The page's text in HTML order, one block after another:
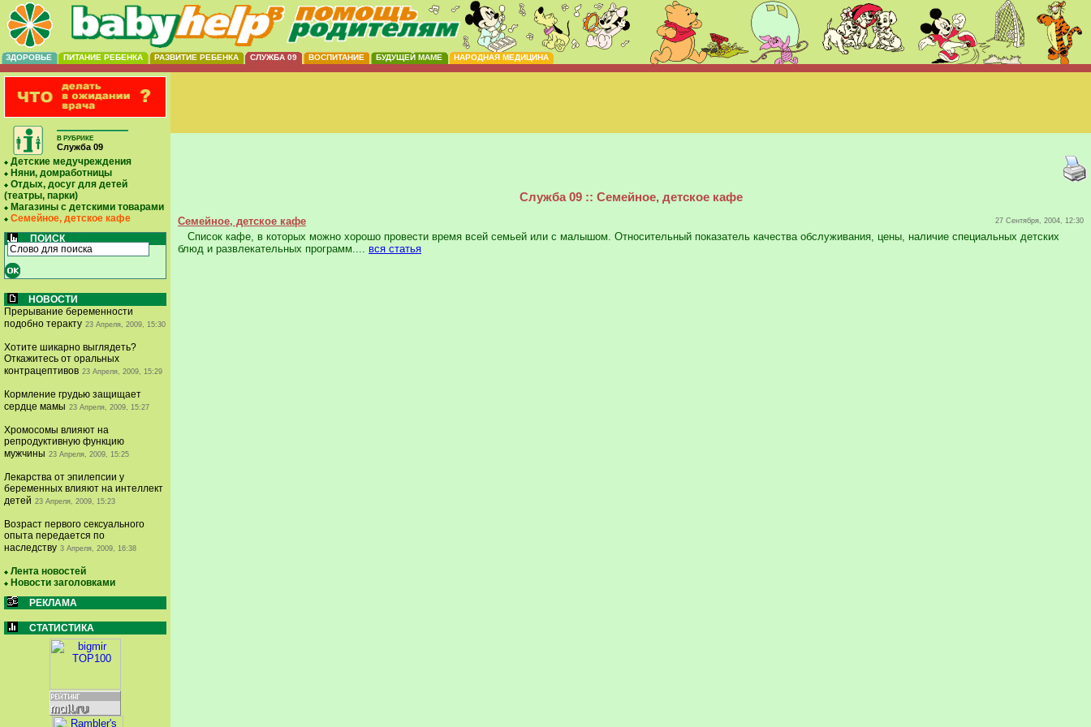
ЗДОРОВЬЕ ПИТАНИЕ РЕБЕНКА РАЗВИТИЕ РЕБЕНКА СЛУЖБА 09 ВОСПИТАНИЕ БУДУЩЕЙ МАМЕ НАРОДНАЯ МЕДИЦИНА
В РУБРИКЕ
Служба 09
Детские медучреждения
Няни, домработницы
Отдых, досуг для детей
(театры, парки)
Магазины с детскими товарами
Семейное, детское кафе
ПОИСК
НОВОСТИ
Прерывание беременности
подобно теракту 23 Апреля, 2009, 15:30
Хотите шикарно выглядеть?
Откажитесь от оральных
контрацептивов 23 Апреля, 2009, 15:29
Кормление грудью защищает
сердце мамы 23 Апреля, 2009, 15:27
Хромосомы влияют на
репродуктивную функцию
мужчины 23 Апреля, 2009, 15:25
Лекарства от эпилепсии у
беременных влияют на интеллект
детей 23 Апреля, 2009, 15:23
Возраст первого сексуального
опыта передается по
наследству 3 Апреля, 2009, 16:38
Лента новостей
Новости заголовками
РЕКЛАМА
СТАТИСТИКА
Служба 09 :: Семейное, детское кафе
Семейное, детское кафе 27 Сентября, 2004, 12:30
Список кафе, в которых можно хорошо провести время всей семьей или с малышом. Относительный показатель качества обслуживания, цены, наличие специальных детских
блюд и развлекательных программ.... вся статья